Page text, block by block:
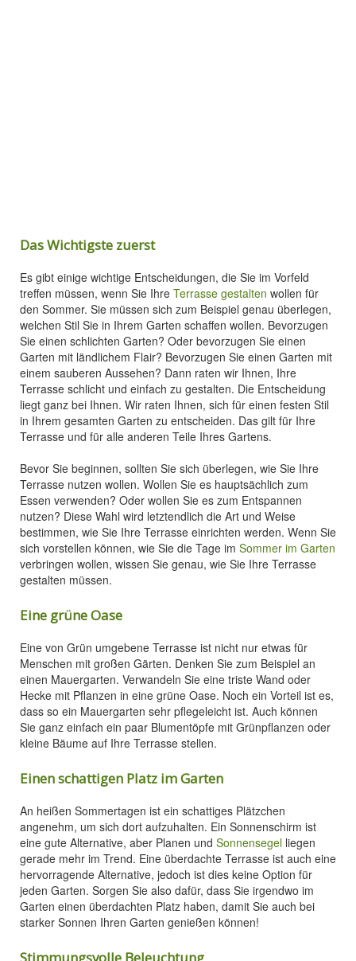
Das Wichtigste zuerst
Es gibt einige wichtige Entscheidungen, die Sie im Vorfeld
treffen müssen, wenn Sie Ihre Terrasse gestalten wollen für
den Sommer. Sie müssen sich zum Beispiel genau überlegen,
welchen Stil Sie in Ihrem Garten schaffen wollen. Bevorzugen
Sie einen schlichten Garten? Oder bevorzugen Sie einen
Garten mit ländlichem Flair? Bevorzugen Sie einen Garten mit
einem sauberen Aussehen? Dann raten wir Ihnen, Ihre
Terrasse schlicht und einfach zu gestalten. Die Entscheidung
liegt ganz bei Ihnen. Wir raten Ihnen, sich für einen festen Stil
in Ihrem gesamten Garten zu entscheiden. Das gilt für Ihre
Terrasse und für alle anderen Teile Ihres Gartens.
Bevor Sie beginnen, sollten Sie sich überlegen, wie Sie Ihre
Terrasse nutzen wollen. Wollen Sie es hauptsächlich zum
Essen verwenden? Oder wollen Sie es zum Entspannen
nutzen? Diese Wahl wird letztendlich die Art und Weise
bestimmen, wie Sie Ihre Terrasse einrichten werden. Wenn Sie
sich vorstellen können, wie Sie die Tage im Sommer im Garten
verbringen wollen, wissen Sie genau, wie Sie Ihre Terrasse
gestalten müssen.
Eine grüne Oase
Eine von Grün umgebene Terrasse ist nicht nur etwas für
Menschen mit großen Gärten. Denken Sie zum Beispiel an
einen Mauergarten. Verwandeln Sie eine triste Wand oder
Hecke mit Pflanzen in eine grüne Oase. Noch ein Vorteil ist es,
dass so ein Mauergarten sehr pflegeleicht ist. Auch können
Sie ganz einfach ein paar Blumentöpfe mit Grünpflanzen oder
kleine Bäume auf Ihre Terrasse stellen.
Einen schattigen Platz im Garten
An heißen Sommertagen ist ein schattiges Plätzchen
angenehm, um sich dort aufzuhalten. Ein Sonnenschirm ist
eine gute Alternative, aber Planen und Sonnensegel liegen
gerade mehr im Trend. Eine überdachte Terrasse ist auch eine
hervorragende Alternative, jedoch ist dies keine Option für
jeden Garten. Sorgen Sie also dafür, dass Sie irgendwo im
Garten einen überdachten Platz haben, damit Sie auch bei
starker Sonnen Ihren Garten genießen können!